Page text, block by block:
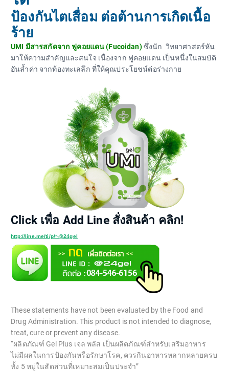
ป้องกันไตเสื่อม ต่อต้านการเกิดเนื้อ
ร้าย
UMI มีสารสกัดจาก ฟูคอยแดน (Fucoidan) ซึ่งนัก วิทยาศาสตร์หัน
มาให้ความสำคัญและสนใจ เนื่องจาก ฟูคอยแดน เป็นหนึ่งในสมบัติ
อันล้ำค่า จากท้องทะเลลึก ที่ให้คุณประโยชน์ต่อร่างกาย
Click เพื่อ Add Line สั่งสินค้า คลิก!
http://line.me/ti/p/~@24gel
These statements have not been evaluated by the Food and
Drug Administration. This product is not intended to diagnose,
treat, cure or prevent any disease.
“ผลิตภัณฑ์ Gel Plus เจล พลัส เป็นผลิตภัณฑ์สำหรับเสริมอาหาร
ไม่มีผลในการป้องกันหรือรักษาโรค, ควรกินอาหารหลากหลายครบ
ทั้ง 5 หมู่ในสัดส่วนที่เหมาะสมเป็นประจำ”